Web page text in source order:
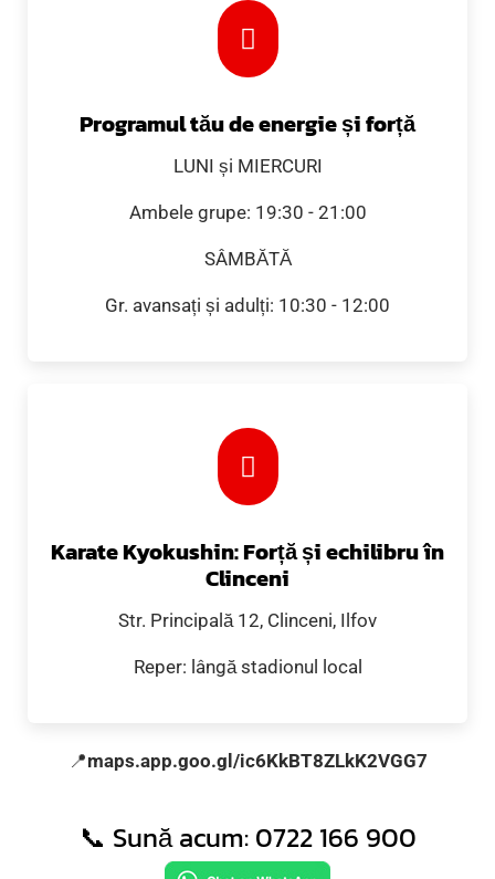
Programul tău de energie și forță
LUNI și MIERCURI
Ambele grupe: 19:30 - 21:00
SÂMBĂTĂ
Gr. avansați și adulți: 10:30 - 12:00
Karate Kyokushin: Forță și echilibru în
Clinceni
Str. Principală 12, Clinceni, Ilfov
Reper: lângă stadionul local
📍maps.app.goo.gl/ic6KkBT8ZLkK2VGG7
📞 Sună acum: 0722 166 900